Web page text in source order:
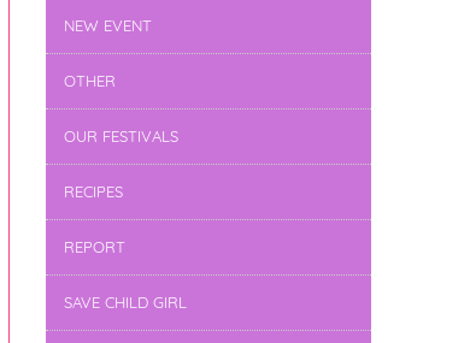
NEW EVENT
OTHER
OUR FESTIVALS
RECIPES
REPORT
SAVE CHILD GIRL